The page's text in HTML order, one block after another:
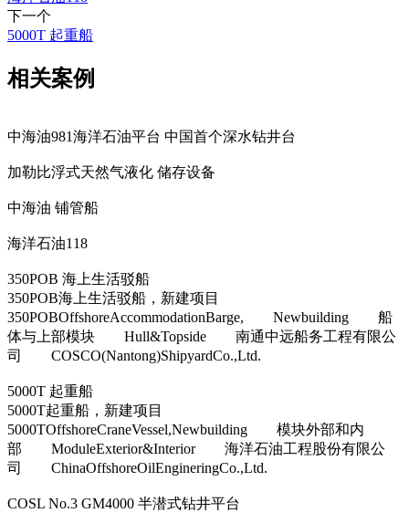
下一个
5000T 起重船
相关案例
中海油981海洋石油平台 中国首个深水钻井台
加勒比浮式天然气液化 储存设备
中海油 铺管船
海洋石油118
350POB 海上生活驳船
350POB海上生活驳船，新建项目
350POBOffshoreAccommodationBarge, Newbuilding 船
体与上部模块 Hull&Topside 南通中远船务工程有限公
司 COSCO(Nantong)ShipyardCo.,Ltd.
5000T 起重船
5000T起重船，新建项目
5000TOffshoreCraneVessel,Newbuilding 模块外部和内
部 ModuleExterior&Interior 海洋石油工程股份有限公
司 ChinaOffshoreOilEngineringCo.,Ltd.
COSL No.3 GM4000 半潜式钻井平台